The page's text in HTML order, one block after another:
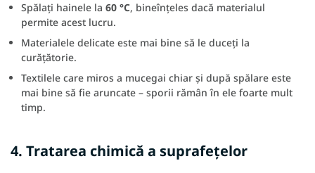
Spălați hainele la 60 °C, bineînțeles dacă materialul
permite acest lucru.
Materialele delicate este mai bine să le duceți la
curățătorie.
Textilele care miros a mucegai chiar și după spălare este
mai bine să fie aruncate – sporii rămân în ele foarte mult
timp.
4. Tratarea chimică a suprafețelor